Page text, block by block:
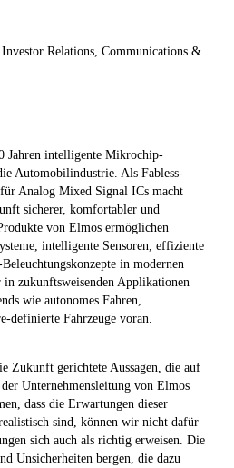
Relations, Communications &
Jahren intelligente Mikrochip-
Automobilindustrie. Als Fabless-
Analog Mixed Signal ICs macht
sicherer, komfortabler und
von Elmos ermöglichen
intelligente Sensoren, effiziente
in modernen
zukunftsweisenden Applikationen
wie autonomes Fahren,
definierte Fahrzeuge voran.
Zukunft gerichtete Aussagen, die auf
Unternehmensleitung von Elmos
dass die Erwartungen dieser
realistisch sind, können wir nicht dafür
sich auch als richtig erweisen. Die
Unsicherheiten bergen, die dazu